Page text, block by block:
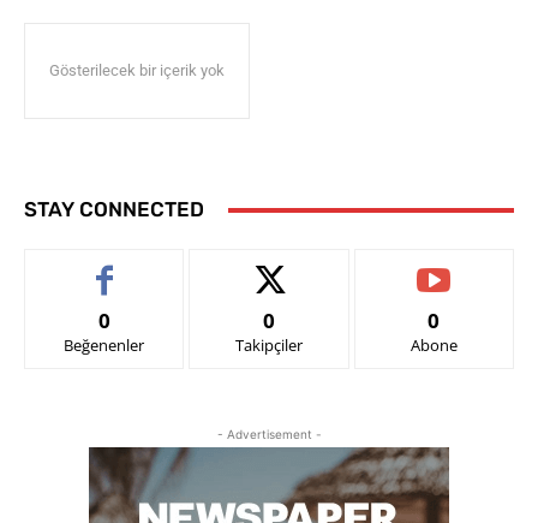
Gösterilecek bir içerik yok
STAY CONNECTED
0
Beğenenler
0
Takipçiler
0
Abone
- Advertisement -